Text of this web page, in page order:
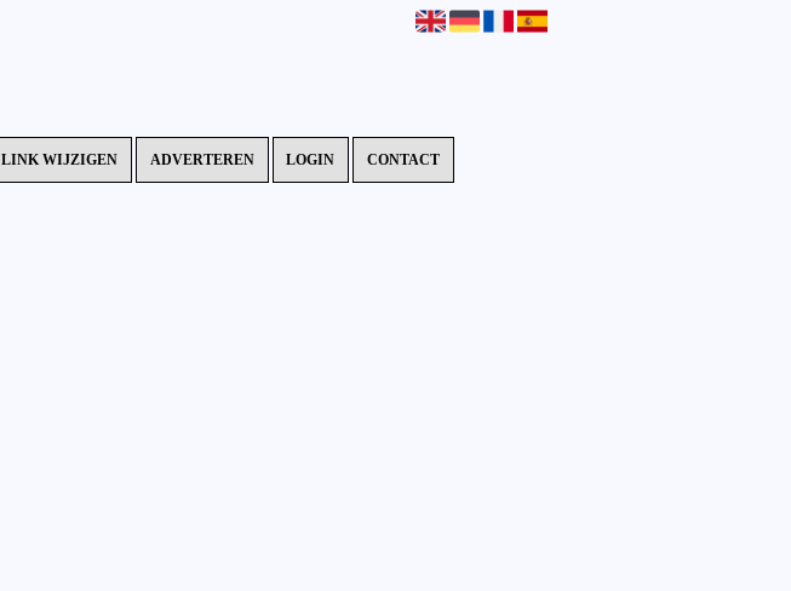
LINK WIJZIGEN ADVERTEREN LOGIN CONTACT